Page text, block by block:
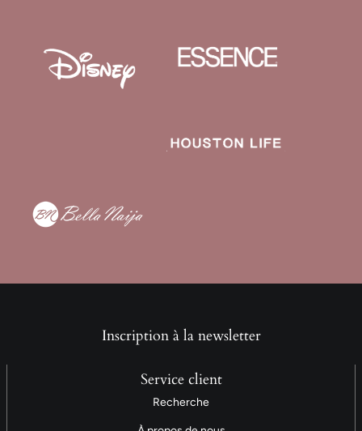
Inscription à la newsletter
Service client
Recherche